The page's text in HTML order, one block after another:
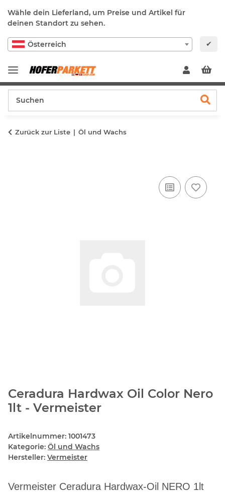
Wähle dein Lieferland, um Preise und Artikel für
deinen Standort zu sehen.
Österreich ✔
Zurück zur Liste Öl und Wachs
Ceradura Hardwax Oil Color Nero
1lt - Vermeister
Artikelnummer: 1001473
Kategorie: Öl und Wachs
Hersteller: Vermeister
Vermeister Ceradura Hardwax-Oil NERO 1lt